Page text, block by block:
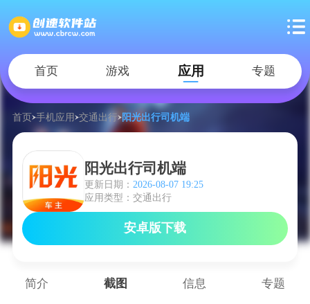
首页 游戏 应用 专题
首页 手机应用 交通出行 阳光出行司机端
阳光出行司机端
更新日期： 2026-08-07 19:25
应用类型：交通出行
安卓版下载
简介 截图 信息 专题